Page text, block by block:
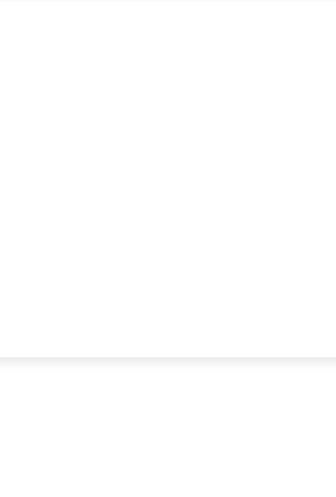
jedna autoryzowana instancja